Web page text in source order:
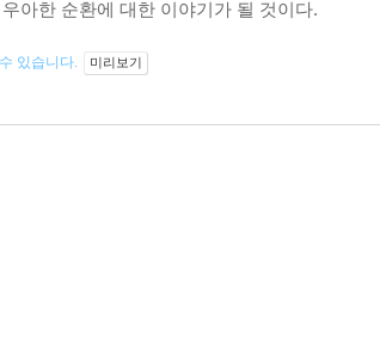
아한 순환에 대한 이야기가 될 것이다.
있습니다. 미리보기